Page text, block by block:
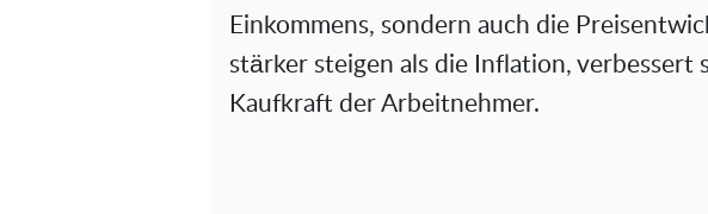
Einkommens, sondern auch die
stärker steigen als die Inflation, verbessert
Kaufkraft der Arbeitnehmer.